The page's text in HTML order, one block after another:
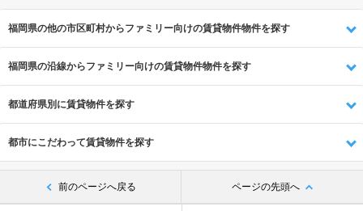
福岡県の他の市区町村からファミリー向けの賃貸物件物件を探す
福岡県の沿線からファミリー向けの賃貸物件物件を探す
都道府県別に賃貸物件を探す
都市にこだわって賃貸物件を探す
前のページへ戻る ページの先頭へ